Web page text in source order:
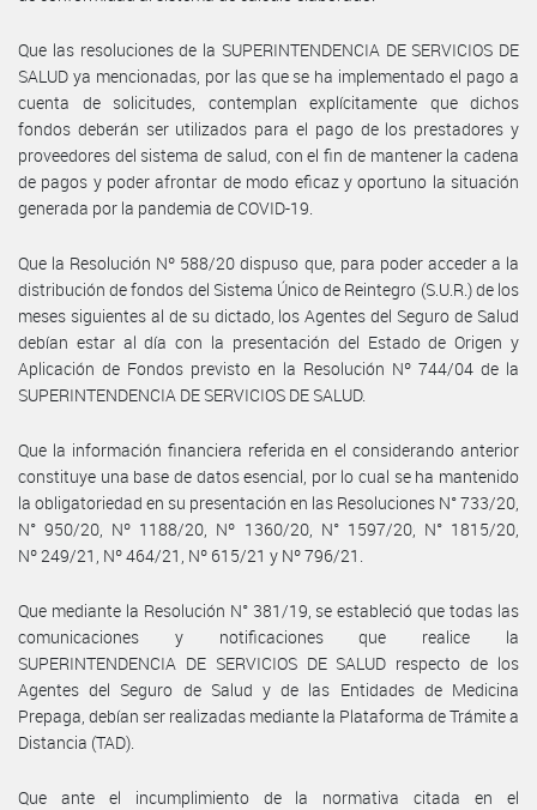
Que las resoluciones de la SUPERINTENDENCIA DE SERVICIOS DE
SALUD ya mencionadas, por las que se ha implementado el pago a
cuenta de solicitudes, contemplan explícitamente que dichos
fondos deberán ser utilizados para el pago de los prestadores y
proveedores del sistema de salud, con el fin de mantener la cadena
de pagos y poder afrontar de modo eficaz y oportuno la situación
generada por la pandemia de COVID-19.
Que la Resolución Nº 588/20 dispuso que, para poder acceder a la
distribución de fondos del Sistema Único de Reintegro (S.U.R.) de los
meses siguientes al de su dictado, los Agentes del Seguro de Salud
debían estar al día con la presentación del Estado de Origen y
Aplicación de Fondos previsto en la Resolución Nº 744/04 de la
SUPERINTENDENCIA DE SERVICIOS DE SALUD.
Que la información financiera referida en el considerando anterior
constituye una base de datos esencial, por lo cual se ha mantenido
la obligatoriedad en su presentación en las Resoluciones N° 733/20,
N° 950/20, Nº 1188/20, Nº 1360/20, N° 1597/20, N° 1815/20,
Nº 249/21, Nº 464/21, Nº 615/21 y Nº 796/21.
Que mediante la Resolución N° 381/19, se estableció que todas las
comunicaciones y notificaciones que realice la
SUPERINTENDENCIA DE SERVICIOS DE SALUD respecto de los
Agentes del Seguro de Salud y de las Entidades de Medicina
Prepaga, debían ser realizadas mediante la Plataforma de Trámite a
Distancia (TAD).
Que ante el incumplimiento de la normativa citada en el